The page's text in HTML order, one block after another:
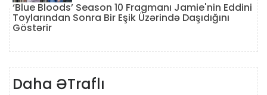
‘Blue Bloods’ Season 10 Fragmanı Jamie'nin Eddini
Toylarından Sonra Bir Eşik Üzərində Daşıdığını
Göstərir
Daha ƏTraflı